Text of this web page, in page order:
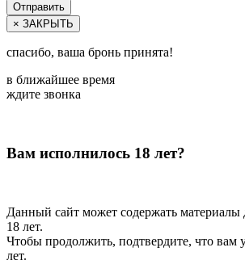
Отправить
× ЗАКРЫТЬ
спасибо, ваша бронь принята!
в ближайшее время
ждите звонка
Вам исполнилось 18 лет?
Данный сайт может содержать материалы
18 лет.
Чтобы продолжить, подтвердите, что вам
лет.